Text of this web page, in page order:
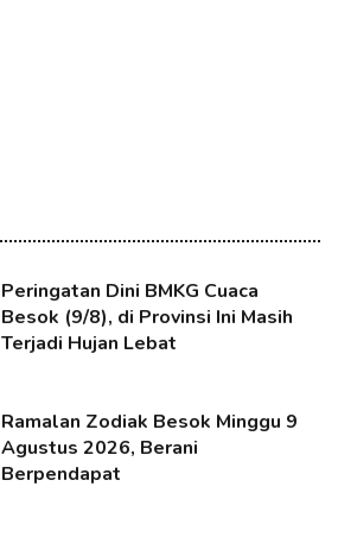
Peringatan Dini BMKG Cuaca
Besok (9/8), di Provinsi Ini Masih
Terjadi Hujan Lebat
Ramalan Zodiak Besok Minggu 9
Agustus 2026, Berani
Berpendapat